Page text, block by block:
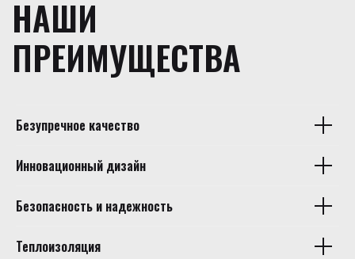
НАШИ
ПРЕИМУЩЕСТВА
Безупречное качество
Инновационный дизайн
Безопасность и надежность
Теплоизоляция